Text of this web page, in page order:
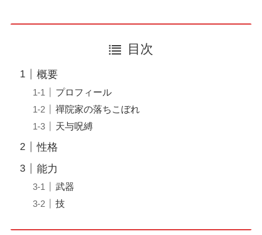
目次
概要
プロフィール
禪院家の落ちこぼれ
天与呪縛
性格
能力
武器
技